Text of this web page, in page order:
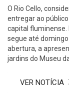
O Rio Cello,
entregar ao
capital fluminense.
segue até
abertura, a
jardins do Museu da
VER NOTÍCIA